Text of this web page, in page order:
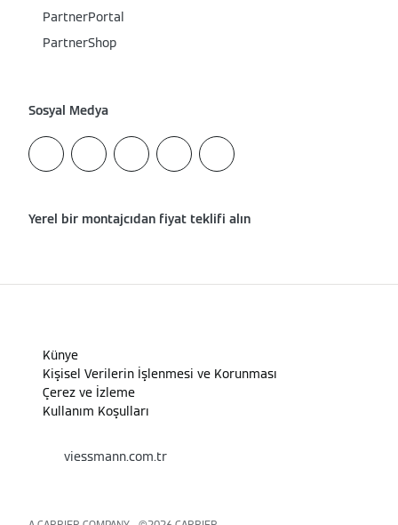
PartnerPortal
PartnerShop
Sosyal Medya
Yerel bir montajcıdan fiyat teklifi alın
Künye
Kişisel Verilerin İşlenmesi ve Korunması
Çerez ve İzleme
Kullanım Koşulları
viessmann.com.tr